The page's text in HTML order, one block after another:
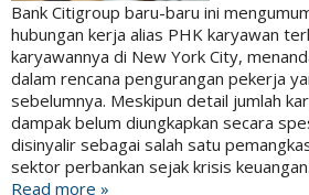
Bank Citigroup baru-baru ini
hubungan kerja alias PHK karyawan
karyawannya di New York City,
dalam rencana pengurangan pekerja
sebelumnya. Meskipun detail jumlah
dampak belum diungkapkan secara
disinyalir sebagai salah satu
sektor perbankan sejak krisis
Read more »